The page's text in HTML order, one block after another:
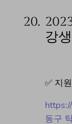
20.
강
✅ 지
동구